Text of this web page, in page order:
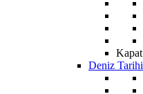
Kapat
Deniz Tarihi